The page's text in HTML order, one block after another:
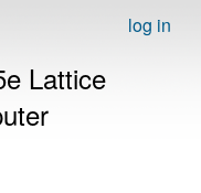
log in
Lattice